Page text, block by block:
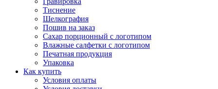
Тиснение
Шелкография
Пошив на заказ
Сахар порционный с логотипом
Влажные салфетки с логотипом
Печатная продукция
Упаковка
Как купить
Условия оплаты